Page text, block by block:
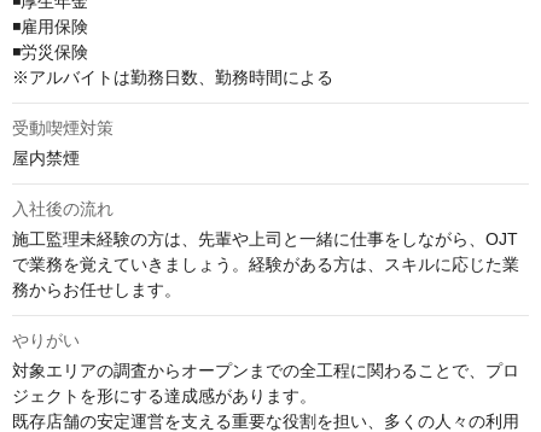
◾️雇用保険
◾️労災保険
※アルバイトは勤務日数、勤務時間による
受動喫煙対策
屋内禁煙
入社後の流れ
施工監理未経験の方は、先輩や上司と一緒に仕事をしながら、OJT
で業務を覚えていきましょう。経験がある方は、スキルに応じた業
務からお任せします。
やりがい
対象エリアの調査からオープンまでの全工程に関わることで、プロ
ジェクトを形にする達成感があります。
既存店舗の安定運営を支える重要な役割を担い、多くの人々の利用